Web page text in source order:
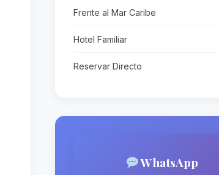
Frente al Mar Caribe
Hotel Familiar
Reservar Directo
WhatsApp